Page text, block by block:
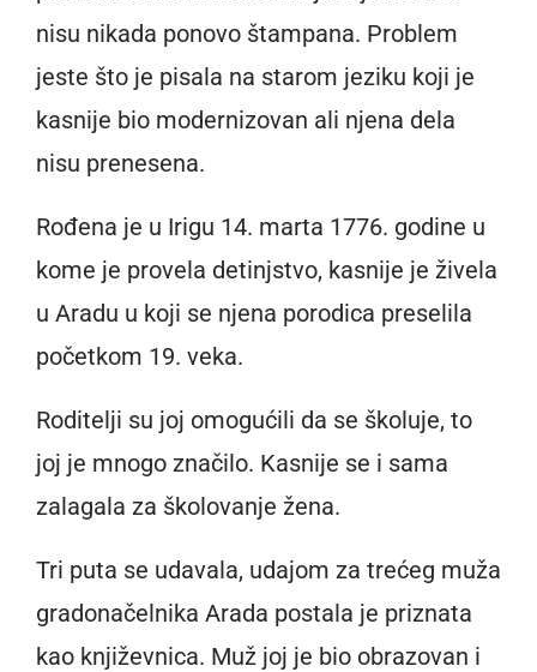
nisu nikada ponovo štampana. Problem
jeste što je pisala na starom jeziku koji je
kasnije bio modernizovan ali njena dela
nisu prenesena.
Rođena je u Irigu 14. marta 1776. godine u
kome je provela detinjstvo, kasnije je živela
u Aradu u koji se njena porodica preselila
početkom 19. veka.
Roditelji su joj omogućili da se školuje, to
joj je mnogo značilo. Kasnije se i sama
zalagala za školovanje žena.
Tri puta se udavala, udajom za trećeg muža
gradonačelnika Arada postala je priznata
kao književnica. Muž joj je bio obrazovan i